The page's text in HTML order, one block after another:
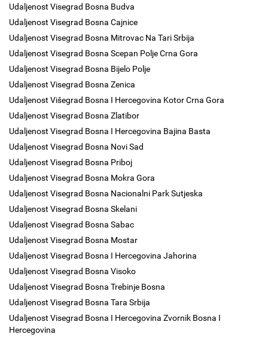
Udaljenost Visegrad Bosna Budva
Udaljenost Visegrad Bosna Cajnice
Udaljenost Visegrad Bosna Mitrovac Na Tari Srbija
Udaljenost Visegrad Bosna Scepan Polje Crna Gora
Udaljenost Visegrad Bosna Bijelo Polje
Udaljenost Visegrad Bosna Zenica
Udaljenost Višegrad Bosna I Hercegovina Kotor Crna Gora
Udaljenost Visegrad Bosna Zlatibor
Udaljenost Visegrad Bosna I Hercegovina Bajina Basta
Udaljenost Visegrad Bosna Novi Sad
Udaljenost Visegrad Bosna Priboj
Udaljenost Visegrad Bosna Mokra Gora
Udaljenost Visegrad Bosna Nacionalni Park Sutjeska
Udaljenost Visegrad Bosna Skelani
Udaljenost Visegrad Bosna Sabac
Udaljenost Visegrad Bosna Mostar
Udaljenost Visegrad Bosna I Hercegovina Jahorina
Udaljenost Visegrad Bosna Visoko
Udaljenost Visegrad Bosna Trebinje Bosna
Udaljenost Visegrad Bosna Tara Srbija
Udaljenost Visegrad Bosna I Hercegovina Zvornik Bosna I
Hercegovina